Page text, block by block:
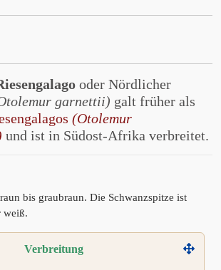
oder Nördlicher
garnettii) galt früher als
(Otolemur
und ist in Südost-Afrika verbreitet.
bis graubraun. Die Schwanzspitze ist
weiß.
Verbreitung